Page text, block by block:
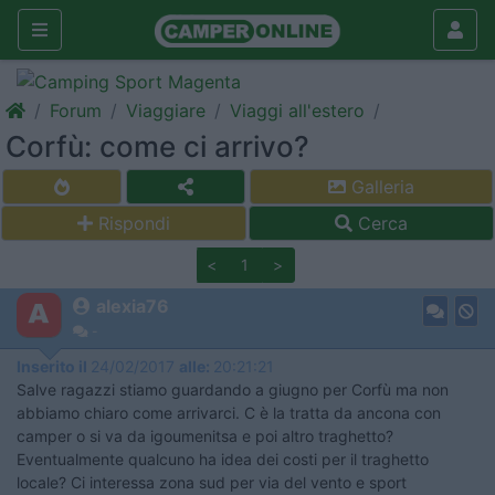
Forum Viaggiare Viaggi all'estero
Corfù: come ci arrivo?
Galleria
Rispondi
Cerca
< 1 >
alexia76
Inserito il 24/02/2017 alle: 20:21:21
Salve ragazzi stiamo guardando a giugno per Corfù ma non
abbiamo chiaro come arrivarci. C è la tratta da ancona con
camper o si va da igoumenitsa e poi altro traghetto?
Eventualmente qualcuno ha idea dei costi per il traghetto
locale? Ci interessa zona sud per via del vento e sport